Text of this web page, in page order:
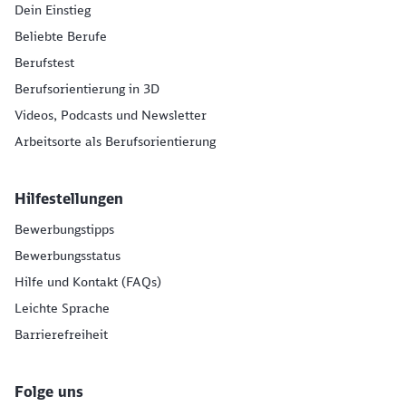
Dein Einstieg
Beliebte Berufe
Berufstest
Berufsorientierung in 3D
Videos, Podcasts und Newsletter
Arbeitsorte als Berufsorientierung
Hilfestellungen
Bewerbungstipps
Bewerbungsstatus
Hilfe und Kontakt (FAQs)
Leichte Sprache
Barrierefreiheit
Folge uns